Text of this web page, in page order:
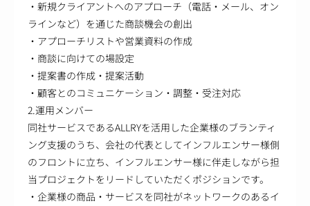
・新規クライアントへのアプローチ（電話・メール、オン
ラインなど）を通じた商談機会の創出
・アプローチリストや営業資料の作成
・商談に向けての場設定
・提案書の作成・提案活動
・顧客とのコミュニケーション・調整・受注対応
2.運用メンバー
同社サービスであるALLRYを活用した企業様のブランティ
ング支援のうち、会社の代表としてインフルエンサー様側
のフロントに立ち、インフルエンサー様に伴走しながら担
当プロジェクトをリードしていただくポジションです。
・企業様の商品・サービスを同社がネットワークのあるイ